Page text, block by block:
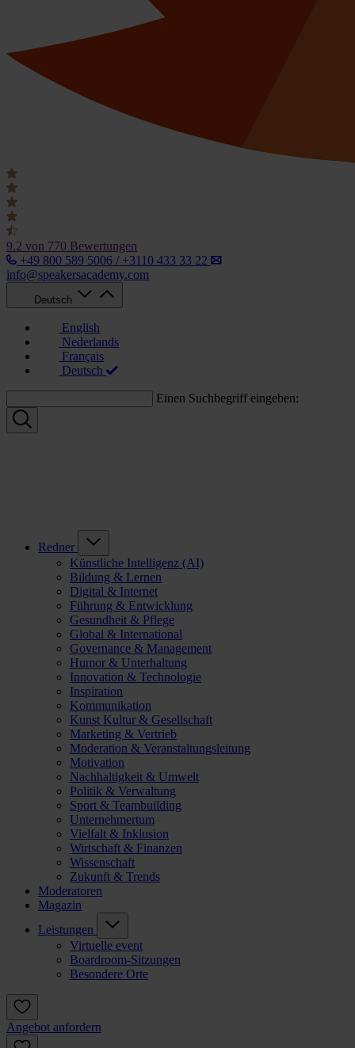
9.2 von 770 Bewertungen
+49 800 589 5006 / +3110 433 33 22
info@speakersacademy.com
Deutsch
English
Nederlands
Français
Deutsch
Einen Suchbegriff eingeben:
Redner
Künstliche Intelligenz (AI)
Bildung & Lernen
Digital & Internet
Führung & Entwicklung
Gesundheit & Pflege
Global & International
Governance & Management
Humor & Unterhaltung
Innovation & Technologie
Inspiration
Kommunikation
Kunst Kultur & Gesellschaft
Marketing & Vertrieb
Moderation & Veranstaltungsleitung
Motivation
Nachhaltigkeit & Umwelt
Politik & Verwaltung
Sport & Teambuilding
Unternehmertum
Vielfalt & Inklusion
Wirtschaft & Finanzen
Wissenschaft
Zukunft & Trends
Moderatoren
Magazin
Leistungen
Virtuelle event
Boardroom-Sitzungen
Besondere Orte
Angebot anfordern